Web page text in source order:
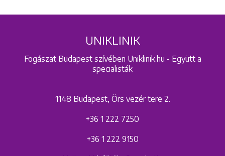
UNIKLINIK
Fogászat Budapest szívében Uniklinik.hu - Együtt a
specialisták
1148 Budapest, Örs vezér tere 2.
+36 1 222 7250
+36 1 222 9150